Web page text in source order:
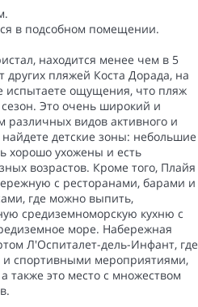
в подсобном помещении.
находится менее чем в 5
других пляжей Коста Дорада, на
испытаете ощущения, что пляж
Это очень широкий и
видов активного и
детские зоны: небольшие
хорошо ухожены и есть
возрастов. Кроме того, Плайя
с ресторанами, барами и
где можно выпить,
средиземноморскую кухню с
море. Набережная
Л'Оспиталет-дель-Инфант, где
спортивными мероприятиями,
также это место с множеством